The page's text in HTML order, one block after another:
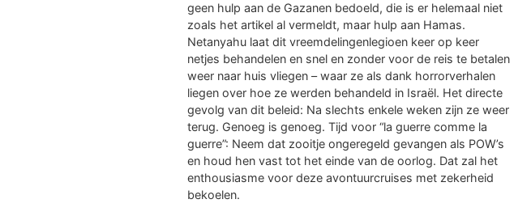
geen hulp aan de Gazanen bedoeld, die is er helemaal niet
zoals het artikel al vermeldt, maar hulp aan Hamas.
Netanyahu laat dit vreemdelingenlegioen keer op keer
netjes behandelen en snel en zonder voor de reis te betalen
weer naar huis vliegen – waar ze als dank horrorverhalen
liegen over hoe ze werden behandeld in Israël. Het directe
gevolg van dit beleid: Na slechts enkele weken zijn ze weer
terug. Genoeg is genoeg. Tijd voor “la guerre comme la
guerre”: Neem dat zooitje ongeregeld gevangen als POW’s
en houd hen vast tot het einde van de oorlog. Dat zal het
enthousiasme voor deze avontuurcruises met zekerheid
bekoelen.